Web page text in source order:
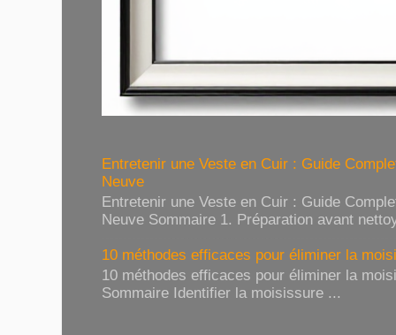
Entretenir une Veste en Cuir : Guide
Neuve
Entretenir une Veste en Cuir : Guide
Neuve Sommaire 1. Préparation avant
10 méthodes efficaces pour éliminer la
10 méthodes efficaces pour éliminer la
Sommaire Identifier la moisissure ...